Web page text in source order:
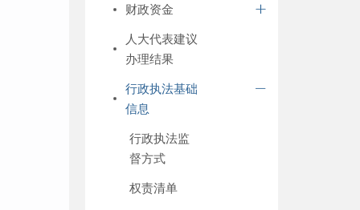
财政资金
人大代表建议
办理结果
行政执法基础
信息
行政执法监
督方式
权责清单